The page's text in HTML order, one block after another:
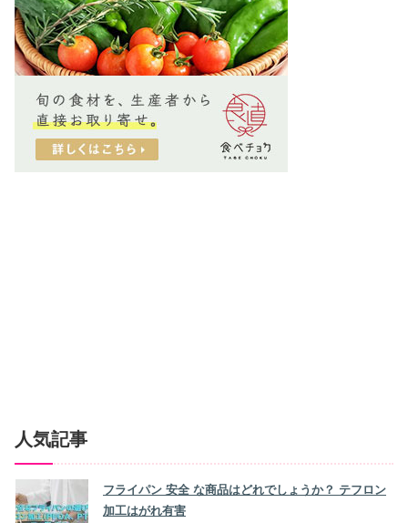
人気記事
フライパン 安全 な商品はどれでしょうか？ テフロン
加工はがれ有害